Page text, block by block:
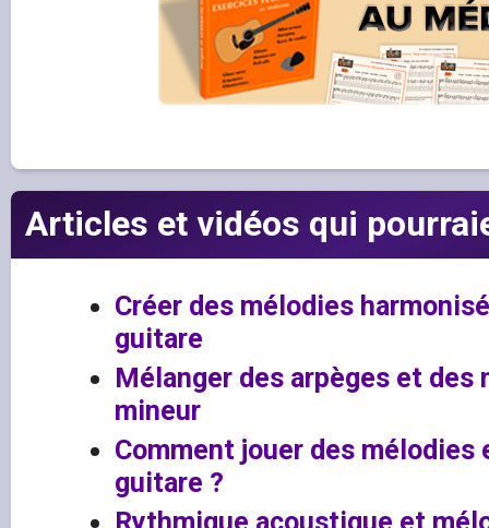
Articles et vidéos qui
Créer des mélodies
guitare
Mélanger des arpèges et des
mineur
Comment jouer des mélodies
guitare ?